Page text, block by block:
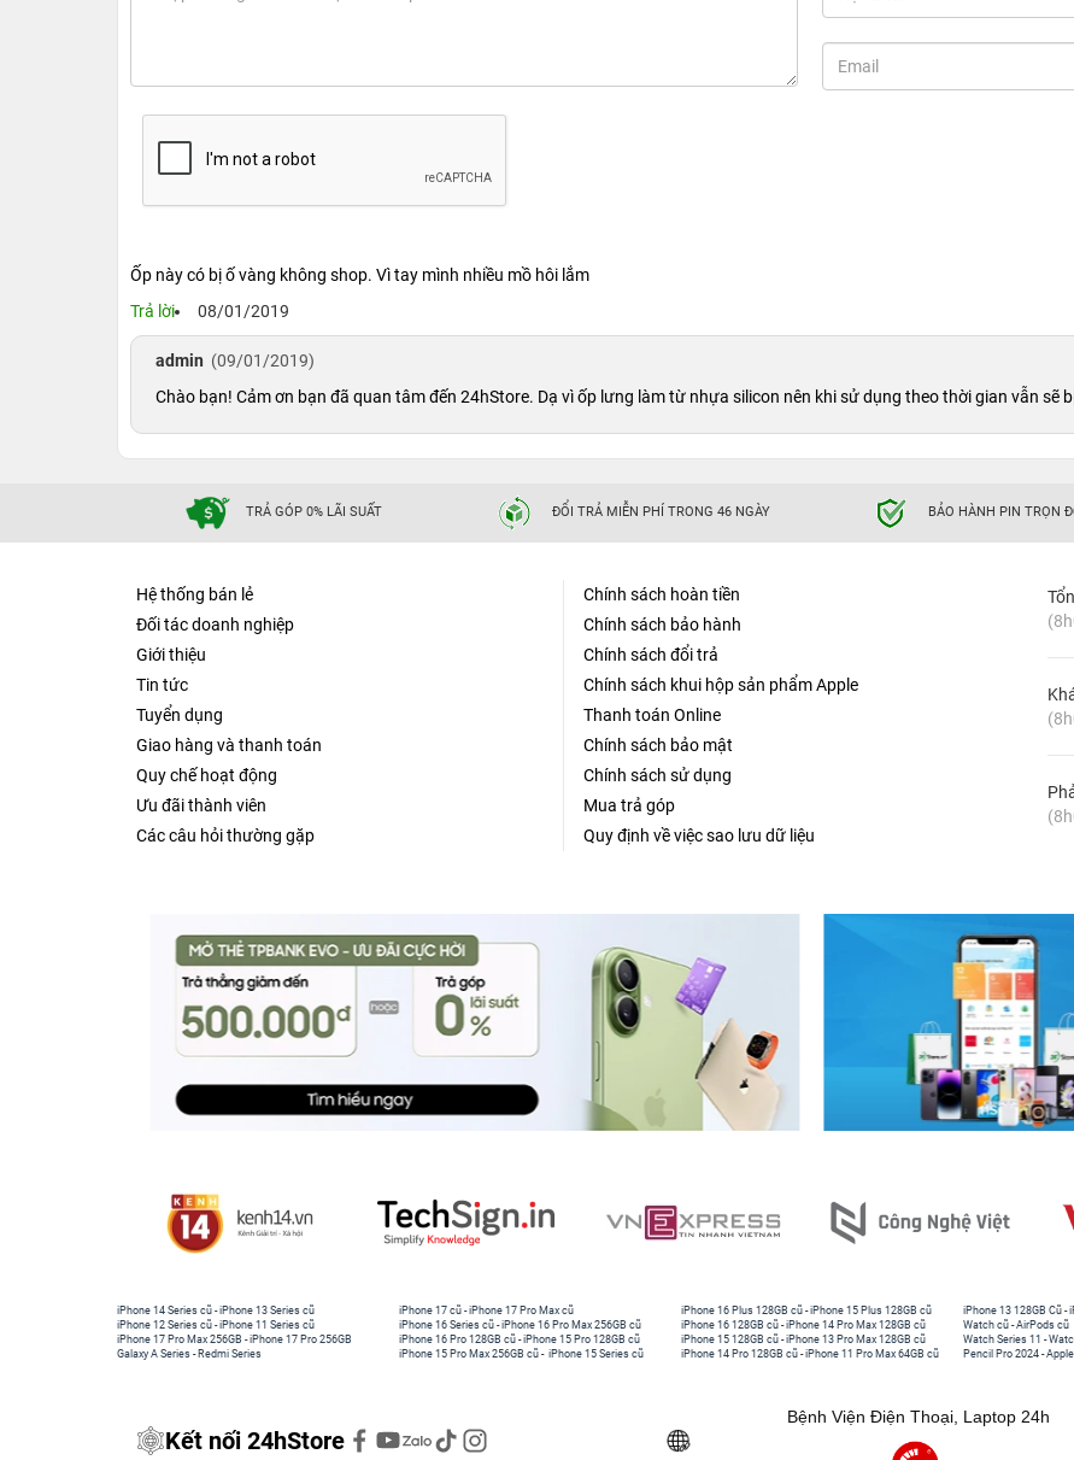
Ốp này có bị ố vàng không shop. Vì tay mình nhiều mồ hôi lắm
Trả lời
08/01/2019
admin (09/01/2019)
Chào bạn! Cảm ơn bạn đã quan tâm đến 24hStore. Dạ vì ốp lưng làm từ nhựa silicon nên khi sử dụng theo thời gian vẫn sẽ
TRẢ GÓP 0% LÃI SUẤT ĐỔI TRẢ MIỄN PHÍ TRONG 46 NGÀY BẢO HÀNH PIN TRỌN
Hệ thống bán lẻ
Đối tác doanh nghiệp
Giới thiệu
Tin tức
Tuyển dụng
Giao hàng và thanh toán
Quy chế hoạt động
Ưu đãi thành viên
Các câu hỏi thường gặp
Chính sách hoàn tiền
Chính sách bảo hành
Chính sách đổi trả
Chính sách khui hộp sản phẩm Apple
Thanh toán Online
Chính sách bảo mật
Chính sách sử dụng
Mua trả góp
Quy định về việc sao lưu dữ liệu
iPhone 14 Series cũ -iPhone 13 Series cũ
iPhone 12 Series cũ -iPhone 11 Series cũ
iPhone 17 Pro Max 256GB -iPhone 17 Pro 256GB
Galaxy A Series - Redmi Series
iPhone 17 cũ -iPhone 17 Pro Max cũ
iPhone 16 Series cũ - iPhone 16 Pro Max 256GB cũ
iPhone 16 Pro 128GB cũ -iPhone 15 Pro 128GB cũ
iPhone 15 Pro Max 256GB cũ - iPhone 15 Series cũ
iPhone 16 Plus 128GB cũ -iPhone 15 Plus 128GB cũ
iPhone 16 128GB cũ -iPhone 14 Pro Max 128GB cũ
iPhone 15 128GB cũ -iPhone 13 Pro Max 128GB cũ
iPhone 14 Pro 128GB cũ -iPhone 11 Pro Max 64GB cũ
iPhone 13 128GB Cũ -
Watch cũ -AirPods cũ
Watch Series 11 -
Pencil Pro 2024 -
Kết nối 24hStore
Bệnh Viện Điện Thoại, Laptop 24h